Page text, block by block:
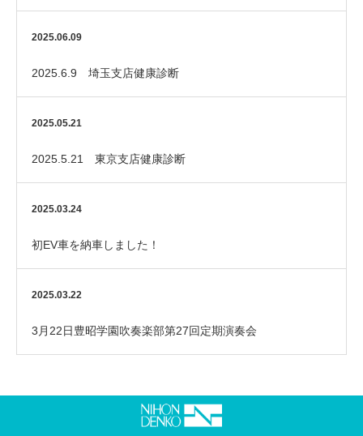
いただきました！
2025.06.09
2025.6.9 埼玉支店健康診断
2025.05.21
2025.5.21 東京支店健康診断
2025.03.24
初EV車を納車しました！
2025.03.22
3月22日豊昭学園吹奏楽部第27回定期演奏会